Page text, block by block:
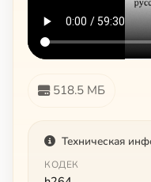
518.5 МБ
Техническая
КОДЕК